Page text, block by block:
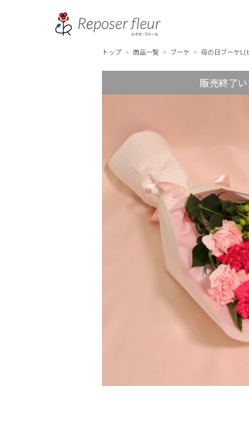
トップ > 商品一覧 > ブーケ > 母の日ブーケL(
販売終了